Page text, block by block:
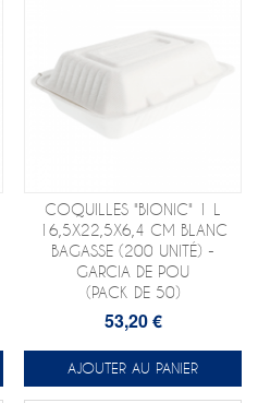
COQUILLES "BIONIC" 1 L
16,5X22,5X6,4 CM BLANC
BAGASSE (200 UNITÉ) -
GARCIA DE POU
(PACK DE 50)
53,20 €
AJOUTER AU PANIER